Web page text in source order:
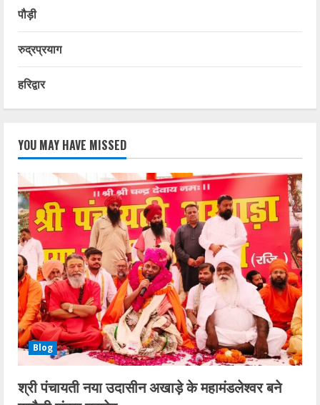
पौड़ी
रुद्रप्रयाग
हरिद्वार
YOU MAY HAVE MISSED
Blog
श्री पंचायती नया उदासीन अखाड़े के महामंडलेश्वर बने